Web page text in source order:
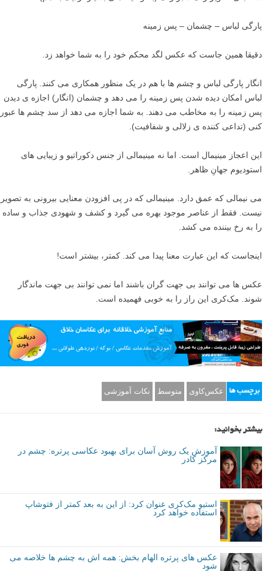
پارگی لباس – چشمان – پس زمینه
دقیقا همین جاست که عکس لگد محکم خود را به شما خواهد زد.
انگار پارگی لباس و چشم ها با هم در یک منظور همکاری می کنند. پارگی
لباس امکان دیده شدن پس زمینه را می دهد و چشمان (انگار) اجازه ی دیدن
پس زمینه را به مخاطب می دهند. به شما اجازه می دهد از سد چشم ها عبور
کنی (تداعی کننده ی زلالی و شفافیت).
این اعجاز مینیمال است. اما نه مینیمالی از جنس دکوراتیو و زیبایی های
استودیوم جهانِ ظاهر.
می نیمالی که عمق دارد. مینیمالی که در پی افزودن معنایی بیرونی به تصویر
نیست. فقط از عناصر موجود بهره می گیرد و کشف و شهودی جذاب و ساده
را به رخ بیننده می کشد.
اینجاست که این عبارت معنا پیدا می کند. کمتر، بیشتر است!
عکس ها می توانند بی جهت گران باشند اما نمی توانند بی جهت ماندگار
شوند. مک‌کری این راز را به خوبی فهمیده است.
برچسب ها عکس‌کاوی متوسط نکات آموزشی
بیشتر بخوانید:
آموزش یک روش آسان برای بهبود عکاسی پرتره: چشم در
مرکز کادر
استیو مک‌کری عنوان کرد: از این به بعد کمتر از فتوشاپ
استفاده خواهد کرد
عکس های پرتره الهام بخش: همه اش به چشم ها خلاصه می
شود